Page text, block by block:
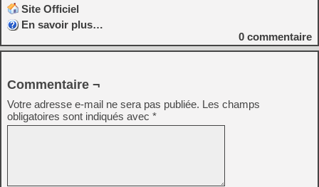
Site Officiel
En savoir plus…
0 commentaire
Commentaire ¬
Votre adresse e-mail ne sera pas publiée. Les champs
obligatoires sont indiqués avec *